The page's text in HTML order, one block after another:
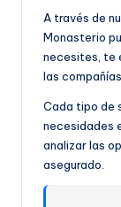
A través de
Monasterio
necesites, te
las
Cada tipo de
necesidades
analizar las
asegurado.